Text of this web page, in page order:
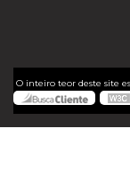
O inteiro teor deste site